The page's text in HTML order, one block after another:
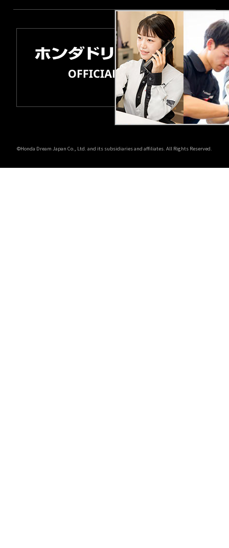
©Honda Dream Japan Co., Ltd. and its subsidiaries and affiliates. All Rights Reserved.